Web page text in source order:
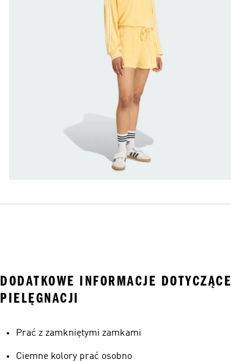
DODATKOWE INFORMACJE DOTYCZĄCE
PIELĘGNACJI
Prać z zamkniętymi zamkami
Ciemne kolory prać osobno